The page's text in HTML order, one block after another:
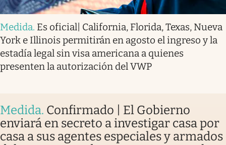
Medida. Es oficial| California, Florida, Texas, Nueva
York e Illinois permitirán en agosto el ingreso y la
estadía legal sin visa americana a quienes
presenten la autorización del VWP
Medida. Confirmado | El Gobierno
enviará en secreto a investigar casa por
casa a sus agentes especiales y armados